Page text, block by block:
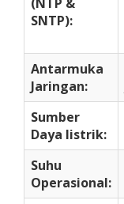
SNTP):
Antarmuka
Jaringan:
Sumber
Daya listrik:
Suhu
Operasional: